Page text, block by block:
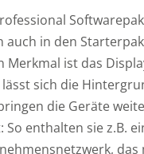
auch in den
Merkmal ist das
sich die
die Geräte
enthalten sie z.B.
das